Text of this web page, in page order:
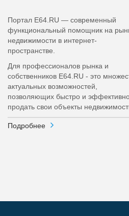
Портал E64.RU — современный
функциональный помощник на
недвижимости в интернет-
пространстве.
Для профессионалов рынка и
собственников E64.RU - это
актуальных возможностей,
позволяющих быстро и
продать свои объекты
Подробнее